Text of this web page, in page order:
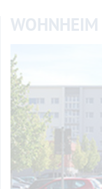
WOHNHEIM